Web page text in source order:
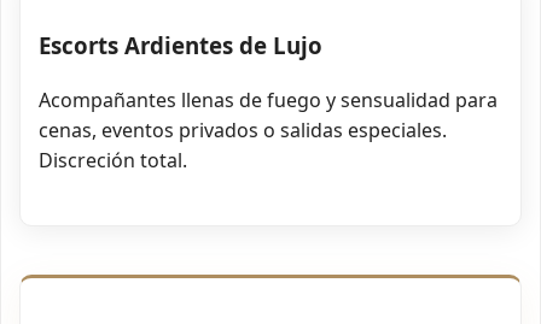
Escorts Ardientes de Lujo
Acompañantes llenas de fuego y sensualidad para
cenas, eventos privados o salidas especiales.
Discreción total.